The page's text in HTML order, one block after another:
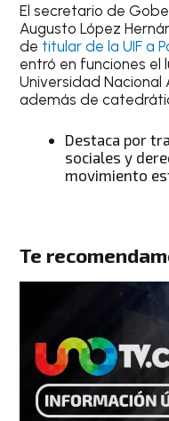
El secretario de
Augusto López
de titular de la UIF a
entró en funciones el
Universidad Nacional
además de
Destaca por
sociales y
movimiento
Te